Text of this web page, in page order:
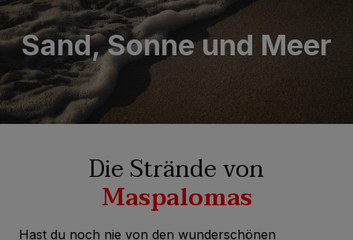
Sand, Sonne und Meer
Die Strände von
Maspalomas
Hast du noch nie von den wunderschönen